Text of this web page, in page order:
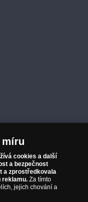
míru
cookies a další
a bezpečnost
a zprostředkovala
reklamu. Za tímto
jejich chování a